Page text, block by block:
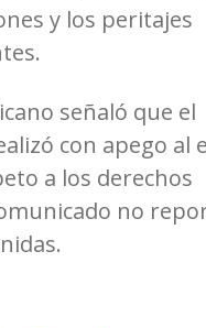
y los peritajes
señaló que el
con apego al
a los derechos
no